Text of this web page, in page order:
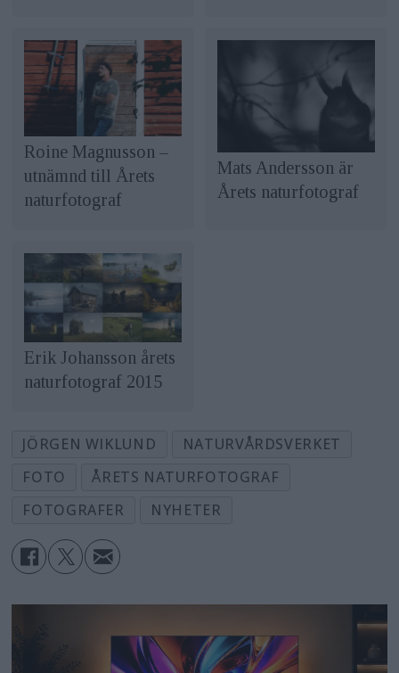
Roine Magnusson –
utnämnd till Årets
naturfotograf
Mats Andersson är
Årets naturfotograf
Erik Johansson årets
naturfotograf 2015
JÖRGEN WIKLUND
NATURVÅRDSVERKET
FOTO
ÅRETS NATURFOTOGRAF
FOTOGRAFER
NYHETER